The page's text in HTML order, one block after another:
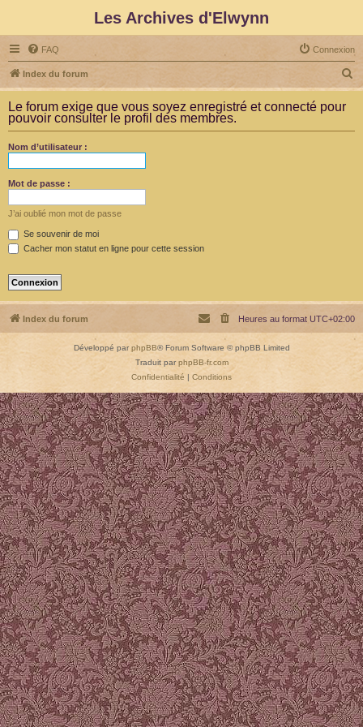
Les Archives d'Elwynn
FAQ Connexion
Index du forum
e
h
Le forum exige que vous soyez enregistré et connecté pour
pouvoir consulter le profil des membres.
Nom d’utilisateur :
Mot de passe :
J’ai oublié mon mot de passe
Se souvenir de moi
Cacher mon statut en ligne pour cette session
Index du forum Heures au format UTC+02:00
Développé parphpBB® Forum Software © phpBB Limited
Traduit parphpBB-fr.com
Confidentialité | Conditions